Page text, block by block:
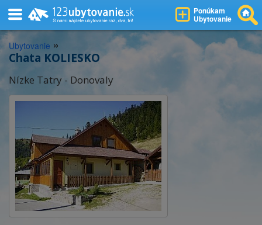
Ponúkam
Ubytovanie
Ubytovanie »
Chata KOLIESKO
Nízke Tatry - Donovaly